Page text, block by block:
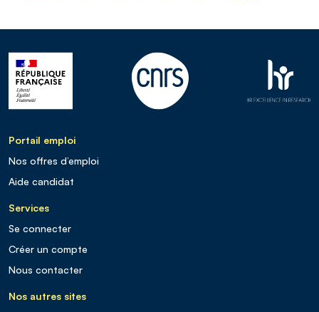
Portail emploi
Nos offres d’emploi
Aide candidat
Services
Se connecter
Créer un compte
Nous contacter
Nos autres sites